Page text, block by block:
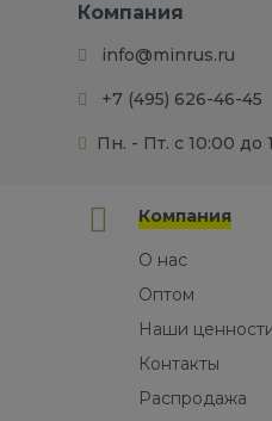
Компания
info@minrus.ru
+7 (495) 626-46-45
Пн. - Пт. с 10:00 до
Компания
О нас
Оптом
Наши
Контакты
Распродажа